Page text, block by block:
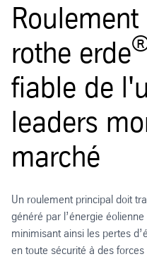
rothe erde
fiable de
leaders
marché
Un roulement principal doit
généré par l’énergie
minimisant ainsi les pertes
en toute sécurité à des